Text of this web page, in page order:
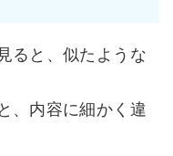
ると、似たような
、内容に細かく違